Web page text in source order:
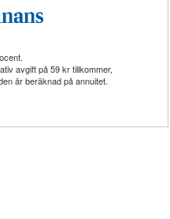
avgift på59 krtillkommer,
är beräknad på annuitet.